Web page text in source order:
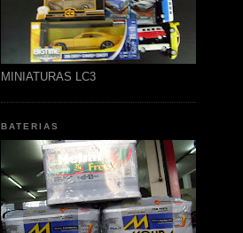
MINIATURAS LC3
BATERIAS